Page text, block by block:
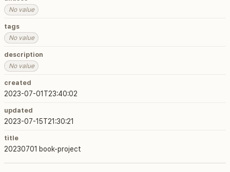
No value
tags
No value
description
No value
created
2023-07-01T23:40:02
updated
2023-07-15T21:30:21
title
20230701 book-project